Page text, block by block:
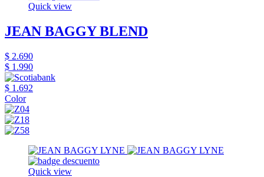
Quick view
JEAN BAGGY BLEND
$ 2.690
$ 1.990
$ 1.692
Color
Quick view